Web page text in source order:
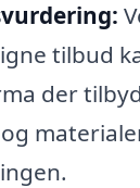
tilbud
der